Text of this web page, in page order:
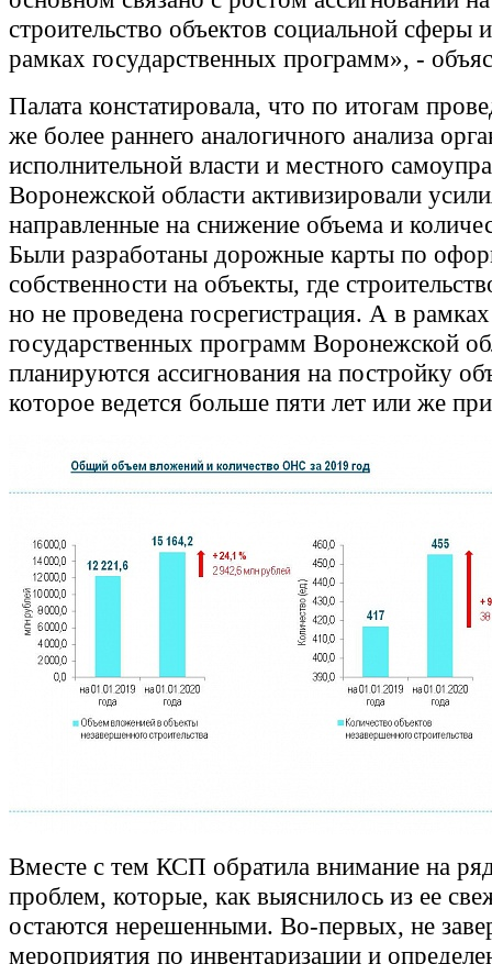
строительство объектов социальной сферы
рамках государственных программ», -
Палата констатировала, что по итогам
же более раннего аналогичного анализа
исполнительной власти и местного
Воронежской области активизировали
направленные на снижение объема и
Были разработаны дорожные карты по
собственности на объекты, где
но не проведена госрегистрация. А в рамках
государственных программ Воронежской
планируются ассигнования на постройку
которое ведется больше пяти лет или же
Вместе с тем КСП обратила внимание на
проблем, которые, как выяснилось из ее
остаются нерешенными. Во-первых, не
мероприятия по инвентаризации и